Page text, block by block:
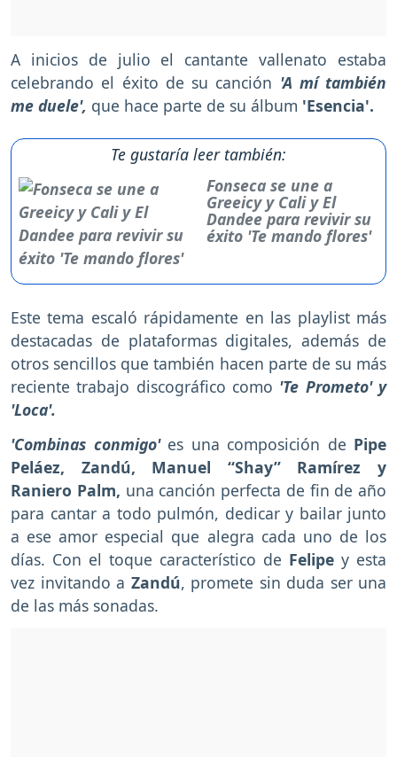
A inicios de julio el cantante vallenato estaba
celebrando el éxito de su canción 'A mí también
me duele', que hace parte de su álbum 'Esencia'.
Te gustaría leer también:
Fonseca se une a
Greeicy y Cali y El
Dandee para revivir su
éxito 'Te mando flores'
Este tema escaló rápidamente en las playlist más
destacadas de plataformas digitales, además de
otros sencillos que también hacen parte de su más
reciente trabajo discográfico como 'Te Prometo' y
'Loca'.
'Combinas conmigo'es una composición de Pipe
Peláez, Zandú, Manuel “Shay” Ramírez y
Raniero Palm, una canción perfecta de fin de año
para cantar a todo pulmón, dedicar y bailar junto
a ese amor especial que alegra cada uno de los
días. Con el toque característico de Felipe y esta
vez invitando a Zandú, promete sin duda ser una
de las más sonadas.